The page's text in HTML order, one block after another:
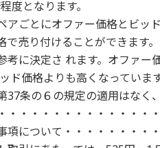
度となります。
アごとにオファー価格とビッ
で売り付けることができます
考に決定さ れます。オファー
ド価格よりも高くなっています
37条の６の規定の適用はなく
・・・・・・・・・・・・
項について・・・・・・・・